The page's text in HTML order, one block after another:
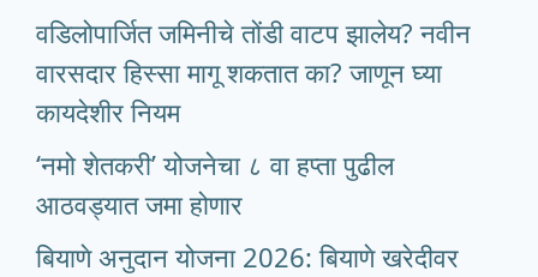
वडिलोपार्जित जमिनीचे तोंडी वाटप झालेय? नवीन
वारसदार हिस्सा मागू शकतात का? जाणून घ्या
कायदेशीर नियम
‘नमो शेतकरी’ योजनेचा ८ वा हप्ता पुढील
आठवड्यात जमा होणार
बियाणे अनुदान योजना 2026: बियाणे खरेदीवर